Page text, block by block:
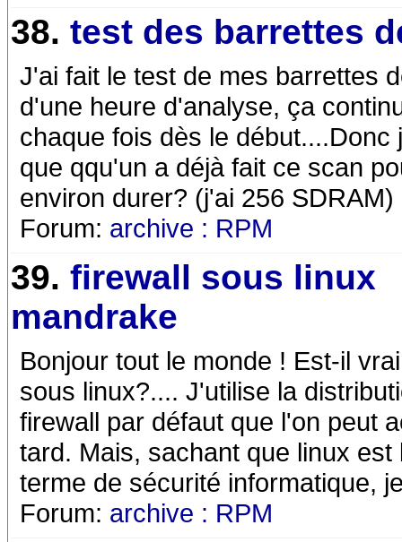
38. test des barrettes
J'ai fait le test de mes barrettes
d'une heure d'analyse, ça
chaque fois dès le
que qqu'un a déjà fait ce scan
environ durer? (j'ai 256
Forum: archive : RPM
39. firewall sous linux
mandrake
Bonjour tout le monde ! Est-il
sous linux?.... J'utilise la
firewall par défaut que l'on peut
tard. Mais, sachant que linux
terme de sécurité informatique,
Forum: archive : RPM